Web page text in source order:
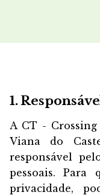
1.
A CT -
Viana do
responsável
pessoais. Para
privacidade,